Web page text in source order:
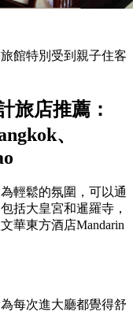
館特別受到親子住客
旅店推薦：
、
輕鬆的氛圍，可以通
括大皇宮和暹羅寺，
華東方酒店Mandarin
每次進大廳都覺得舒